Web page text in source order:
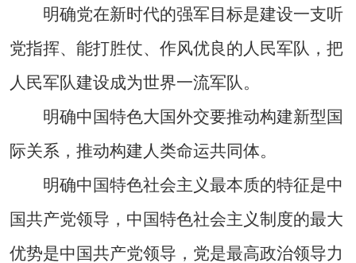
明确党在新时代的强军目标是建设一支听
党指挥、能打胜仗、作风优良的人民军队，把
人民军队建设成为世界一流军队。
明确中国特色大国外交要推动构建新型国
际关系，推动构建人类命运共同体。
明确中国特色社会主义最本质的特征是中
国共产党领导，中国特色社会主义制度的最大
优势是中国共产党领导，党是最高政治领导力